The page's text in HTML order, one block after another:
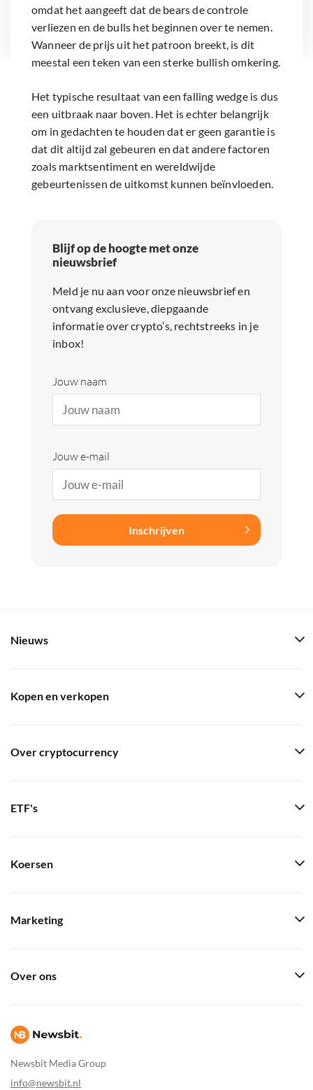
omdat het aangeeft dat de bears de controle
verliezen en de bulls het beginnen over te nemen.
Wanneer de prijs uit het patroon breekt, is dit
meestal een teken van een sterke bullish omkering.
Het typische resultaat van een falling wedge is dus
een uitbraak naar boven. Het is echter belangrijk
om in gedachten te houden dat er geen garantie is
dat dit altijd zal gebeuren en dat andere factoren
zoals marktsentiment en wereldwijde
gebeurtenissen de uitkomst kunnen beïnvloeden.
Blijf op de hoogte met onze
nieuwsbrief
Meld je nu aan voor onze nieuwsbrief en
ontvang exclusieve, diepgaande
informatie over crypto’s, rechtstreeks in je
inbox!
Jouw naam
Jouw e-mail
Inschrijven
Newsbit Media Group
info@newsbit.nl
Nieuws
Kopen en verkopen
Over cryptocurrency
ETF's
Koersen
Marketing
Over ons